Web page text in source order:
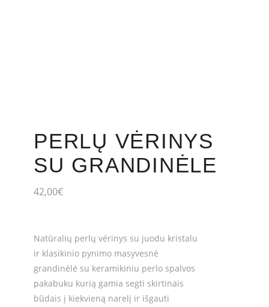
PERLŲ VĖRINYS
SU GRANDINĖLE
42,00€
Natūralių perlų vėrinys su juodu kristalu
ir klasikinio pynimo masyvesnė
grandinėlė su keramikiniu perlo spalvos
pakabuku kurią gamia segti skirtinais
būdais į kiekvieną narelį ir išgauti